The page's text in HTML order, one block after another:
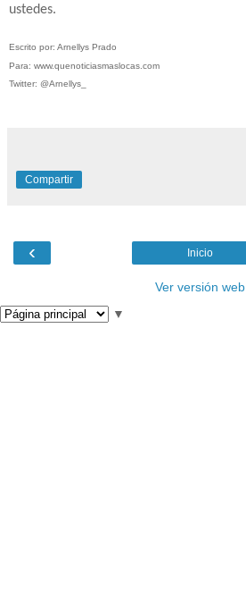
ustedes.
Escrito por: Arnellys Prado
Para: www.quenoticiasmaslocas.com
Twitter: @Arnellys_
Compartir
‹ Inicio
Ver versión web
▼